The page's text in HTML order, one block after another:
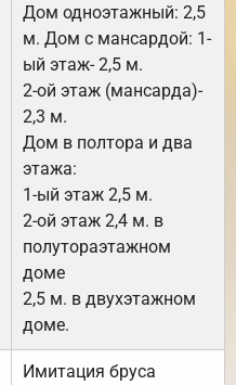
Дом одноэтажный: 2,5
м. Дом с мансардой: 1-
ый этаж- 2,5 м.
2-ой этаж (мансарда)-
2,3 м.
Дом в полтора и два
этажа:
1-ый этаж 2,5 м.
2-ой этаж 2,4 м. в
полутораэтажном
доме
2,5 м. в двухэтажном
доме.
Имитация бруса